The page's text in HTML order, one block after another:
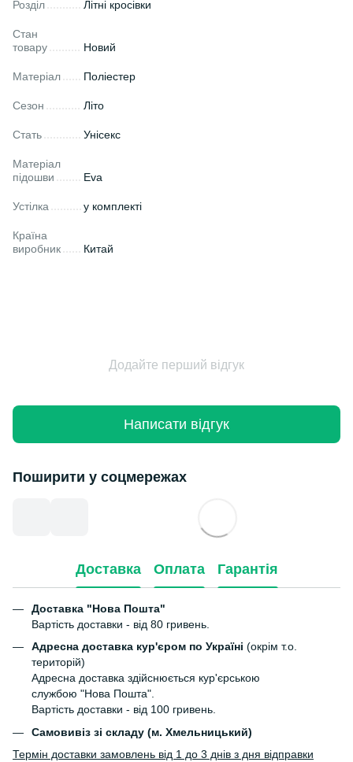
Розділ Літні кросівки
Стан
товару
Новий
Матеріал Поліестер
Сезон Літо
Стать Унісекс
Матеріал
підошви
Eva
Устілка у комплекті
Країна
виробник
Китай
Додайте перший відгук
Написати відгук
Поширити у соцмережах
Доставка Оплата Гарантія
Доставка "Нова Пошта"
Вартість доставки - від 80 гривень.
Адресна доставка кур'єром по Україні (окрім т.о.
територій)
Адресна доставка здійснюється кур'єрською
службою "Нова Пошта".
Вартість доставки - від 100 гривень.
Самовивіз зі складу (м. Хмельницький)
Термін доставки замовлень від 1 до 3 днів з дня відправки